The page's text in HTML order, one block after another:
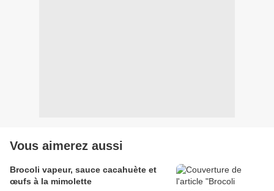
Vous aimerez aussi
Brocoli vapeur, sauce cacahuète et
œufs à la mimolette